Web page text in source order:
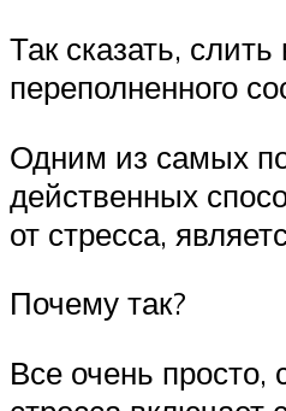
Так сказать,
переполненного
Одним из самых
действенных
от стресса,
Почему так?
Все очень просто,